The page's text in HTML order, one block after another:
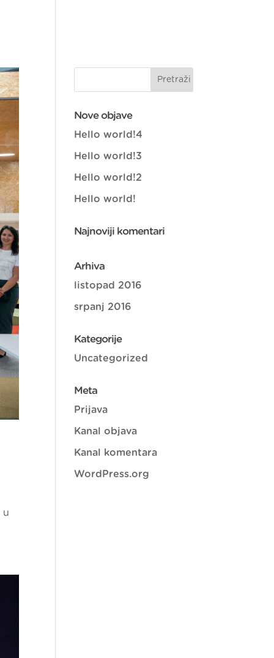
u
Nove objave
Hello world!4
Hello world!3
Hello world!2
Hello world!
Najnoviji komentari
Arhiva
listopad 2016
srpanj 2016
Kategorije
Uncategorized
Meta
Prijava
Kanal objava
Kanal komentara
WordPress.org